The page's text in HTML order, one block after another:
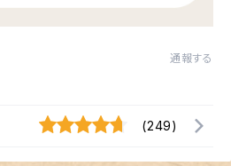
通報する
(249)